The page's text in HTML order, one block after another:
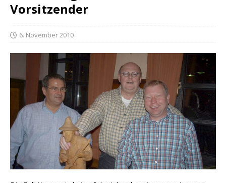
Vorsitzender
6. November 2010